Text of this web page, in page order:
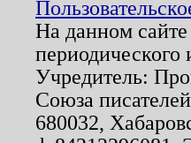
На данном
Учредитель:
Союза
680032,